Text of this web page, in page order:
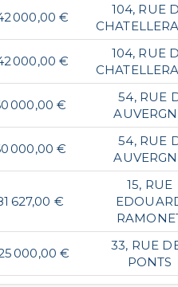
000,00 €
104, RUE
000,00 €
104, RUE
000,00 €
54, RUE
000,00 €
54, RUE
627,00 €
15, RUE
000,00 €
33, RUE
PONTS